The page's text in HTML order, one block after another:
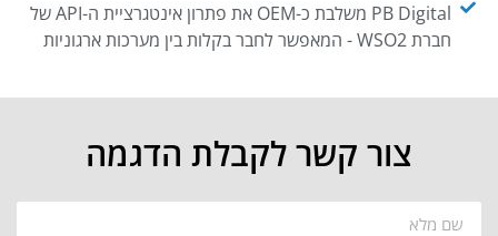
PB Digital משלבת כ-OEM את פתרון אינטגרציית ה-API של
חברת WSO2 - המאפשר לחבר בקלות בין מערכות ארגוניות
צור קשר לקבלת הדגמה